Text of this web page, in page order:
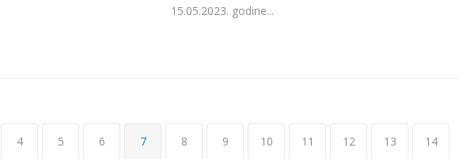
15.05.2023. godine...
4 5 6 7 8 9 10 11 12 13 14